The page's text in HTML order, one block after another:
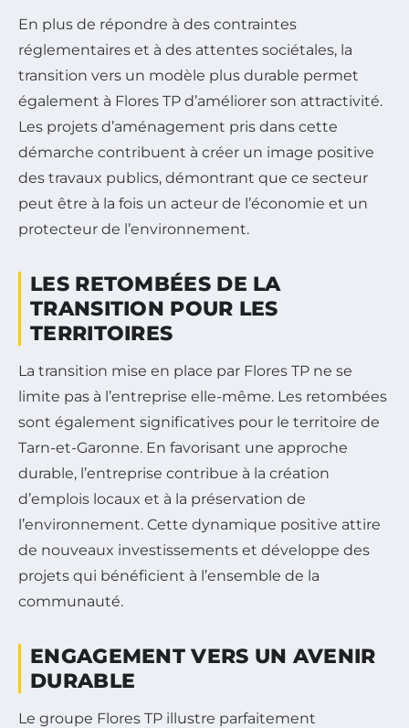
En plus de répondre à des contraintes
réglementaires et à des attentes sociétales, la
transition vers un modèle plus durable permet
également à Flores TP d’améliorer son attractivité.
Les projets d’aménagement pris dans cette
démarche contribuent à créer un image positive
des travaux publics, démontrant que ce secteur
peut être à la fois un acteur de l’économie et un
protecteur de l’environnement.
LES RETOMBÉES DE LA
TRANSITION POUR LES
TERRITOIRES
La transition mise en place par Flores TP ne se
limite pas à l’entreprise elle-même. Les retombées
sont également significatives pour le territoire de
Tarn-et-Garonne. En favorisant une approche
durable, l’entreprise contribue à la création
d’emplois locaux et à la préservation de
l’environnement. Cette dynamique positive attire
de nouveaux investissements et développe des
projets qui bénéficient à l’ensemble de la
communauté.
ENGAGEMENT VERS UN AVENIR
DURABLE
Le groupe Flores TP illustre parfaitement